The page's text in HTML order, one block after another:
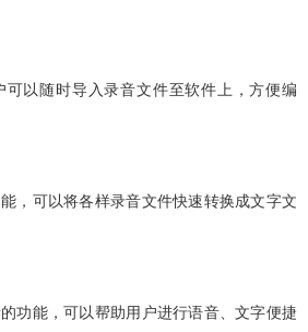
以随时导入录音文件至软件上，方便编
可以将各样录音文件快速转换成文字文
能，可以帮助用户进行语音、文字便捷